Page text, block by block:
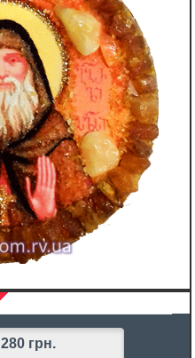
280 грн.